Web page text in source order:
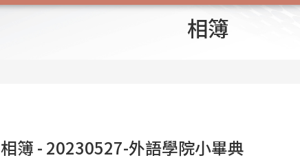
相簿
相簿 - 20230527-外語學院小畢典